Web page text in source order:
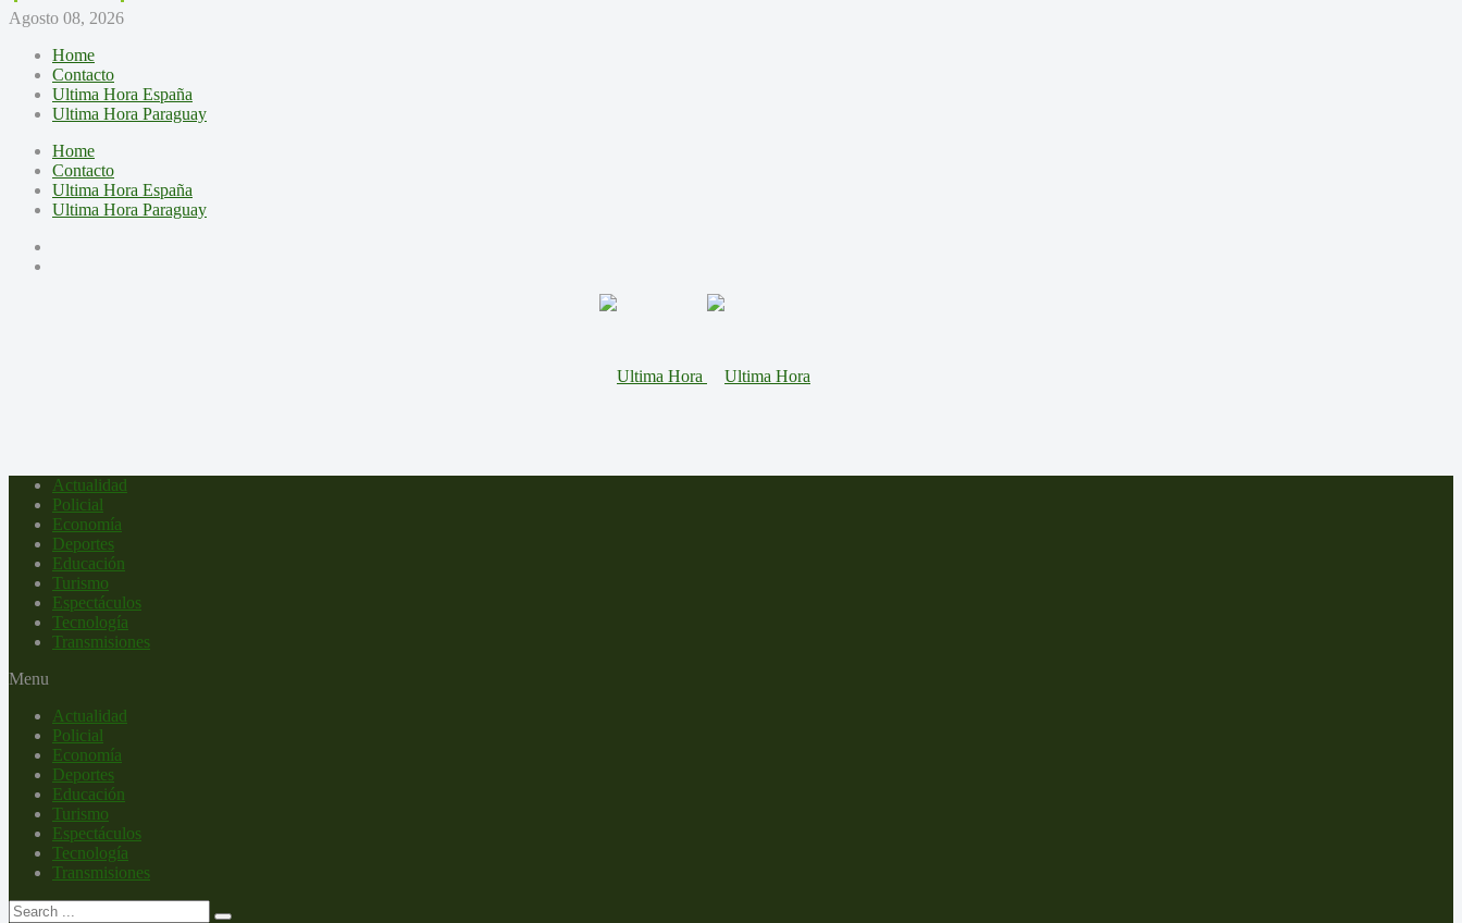
Agosto 08, 2026
Home
Contacto
Ultima Hora España
Ultima Hora Paraguay
Home
Contacto
Ultima Hora España
Ultima Hora Paraguay
Actualidad
Policial
Economía
Deportes
Educación
Turismo
Espectáculos
Tecnología
Transmisiones
Menu
Actualidad
Policial
Economía
Deportes
Educación
Turismo
Espectáculos
Tecnología
Transmisiones